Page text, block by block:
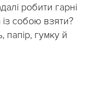
робити гарні
собою взяти?
папір, гумку й